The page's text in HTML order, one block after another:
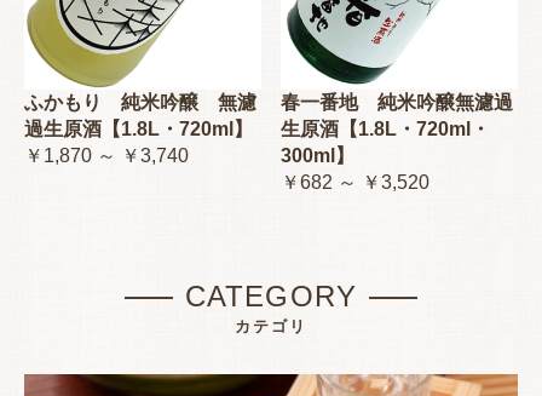
ふかもり 純米吟醸 無濾
過生原酒【1.8L・720ml】
￥1,870 ～ ￥3,740
春一番地 純米吟醸無濾過
生原酒【1.8L・720ml・
300ml】
￥682 ～ ￥3,520
CATEGORY
カテゴリ